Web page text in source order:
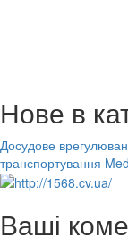
Нове в
Досудове
транспортування
Ваші